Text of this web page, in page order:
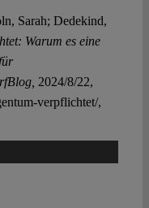
Sarah; Dedekind,
Warum es eine
2024/8/22,
verpflichtet/,